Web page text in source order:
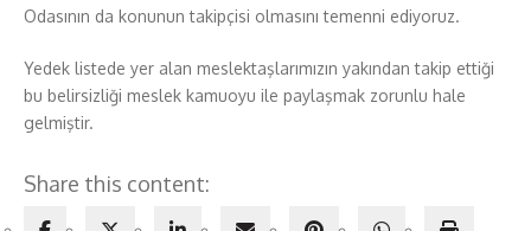
Odasının da konunun takipçisi olmasını temenni ediyoruz.
Yedek listede yer alan meslektaşlarımızın yakından takip ettiği
bu belirsizliği meslek kamuoyu ile paylaşmak zorunlu hale
gelmiştir.
Share this content: